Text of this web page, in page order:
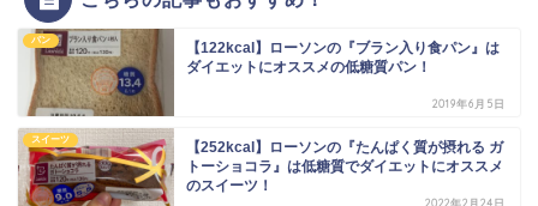
パン
【122kcal】ローソンの『ブラン入り食パン』は
ダイエットにオススメの低糖質パン！
2019年6月5日
スイーツ
【252kcal】ローソンの『たんぱく質が摂れる ガ
トーショコラ』は低糖質でダイエットにオススメ
のスイーツ！